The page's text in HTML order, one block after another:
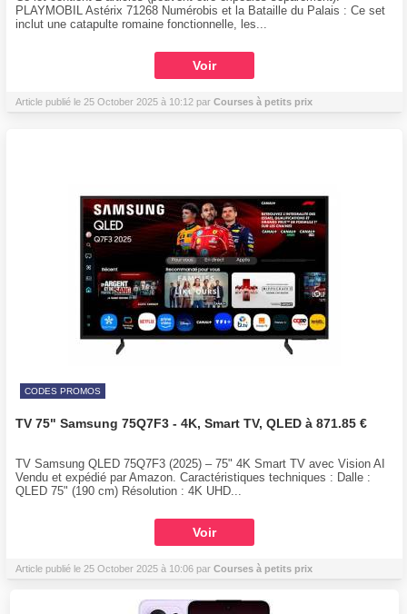
PLAYMOBIL Astérix 71268 Numérobis et la Bataille du Palais : Ce set
inclut une catapulte romaine fonctionnelle, les...
Voir
Article publié le 25 October 2025 à 10:12 par Courses à petits prix
CODES PROMOS
TV 75" Samsung 75Q7F3 - 4K, Smart TV, QLED à 871.85 €
TV Samsung QLED 75Q7F3 (2025) – 75" 4K Smart TV avec Vision AI
Vendu et expédié par Amazon. Caractéristiques techniques : Dalle :
QLED 75" (190 cm) Résolution : 4K UHD...
Voir
Article publié le 25 October 2025 à 10:06 par Courses à petits prix